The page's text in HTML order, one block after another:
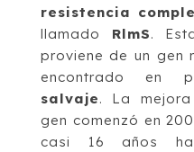
resistencia
llamado RlmS.
proviene de un gen
encontrado en
salvaje. La
gen comenzó en
casi 16 años